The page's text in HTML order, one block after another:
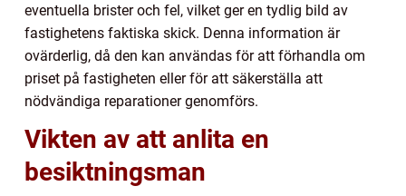
eventuella brister och fel, vilket ger en tydlig bild av
fastighetens faktiska skick. Denna information är
ovärderlig, då den kan användas för att förhandla om
priset på fastigheten eller för att säkerställa att
nödvändiga reparationer genomförs.
Vikten av att anlita en
besiktningsman